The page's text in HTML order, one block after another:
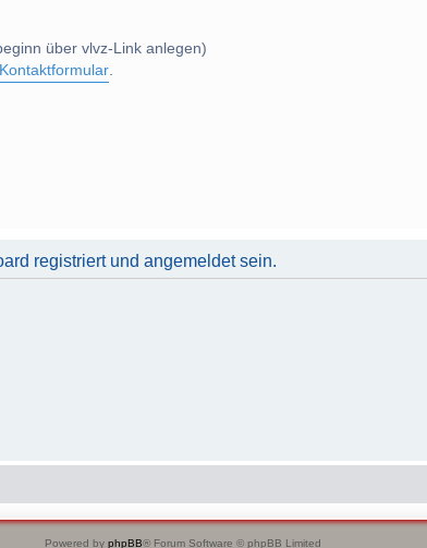
über vlvz-Link anlegen)
.
registriert und angemeldet sein.
Powered by phpBB® Forum Software © phpBB Limited